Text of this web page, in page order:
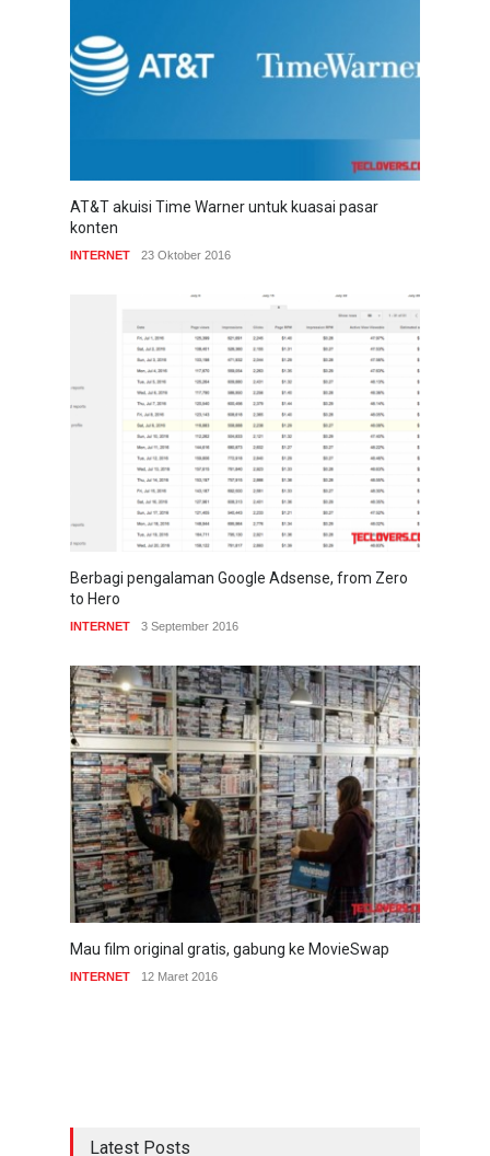
AT&T akuisi Time Warner untuk kuasai pasar
konten
INTERNET 23 Oktober 2016
Berbagi pengalaman Google Adsense, from Zero
to Hero
INTERNET 3 September 2016
Mau film original gratis, gabung ke MovieSwap
INTERNET 12 Maret 2016
Latest Posts